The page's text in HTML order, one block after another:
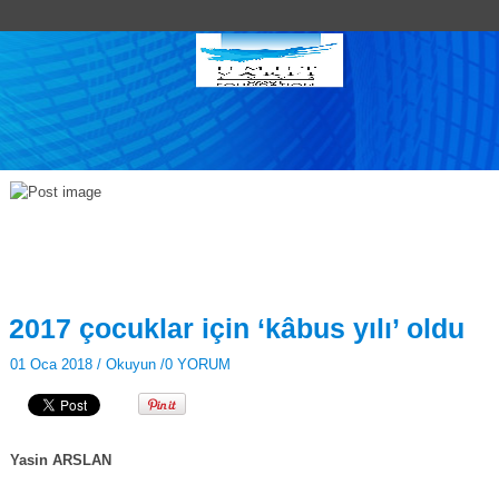
2017 çocuklar için ‘kâbus yılı’ oldu
01 Oca 2018 / Okuyun /0 YORUM
Yasin ARSLAN